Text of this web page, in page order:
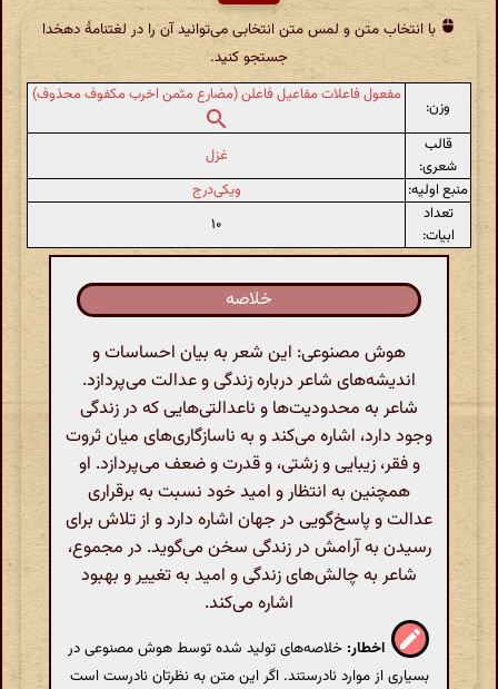
با انتخاب متن و لمس متن انتخابی می‌توانید آن را در لغتنامهٔ دهخدا
جستجو کنید.
وزن:
مفعول فاعلات مفاعیل فاعلن (مضارع مثمن اخرب مکفوف محذوف)
قالب
شعری:
غزل
منبع اولیه:
ویکی‌درج
تعداد
ابیات:
۱۰
خلاصه
هوش مصنوعی: این شعر به بیان احساسات و
اندیشه‌های شاعر درباره زندگی و عدالت می‌پردازد.
شاعر به محدودیت‌ها و ناعدالتی‌هایی که در زندگی
وجود دارد، اشاره می‌کند و به ناسازگاری‌های میان ثروت
و فقر، زیبایی و زشتی، و قدرت و ضعف می‌پردازد. او
همچنین به انتظار و امید خود نسبت به برقراری
عدالت و پاسخ‌گویی در جهان اشاره دارد و از تلاش برای
رسیدن به آرامش در زندگی سخن می‌گوید. در مجموع،
شاعر به چالش‌های زندگی و امید به تغییر و بهبود
اشاره می‌کند.
اخطار: خلاصه‌های تولید شده توسط هوش مصنوعی در
بسیاری از موارد نادرستند. اگر این متن به نظرتان نادرست است